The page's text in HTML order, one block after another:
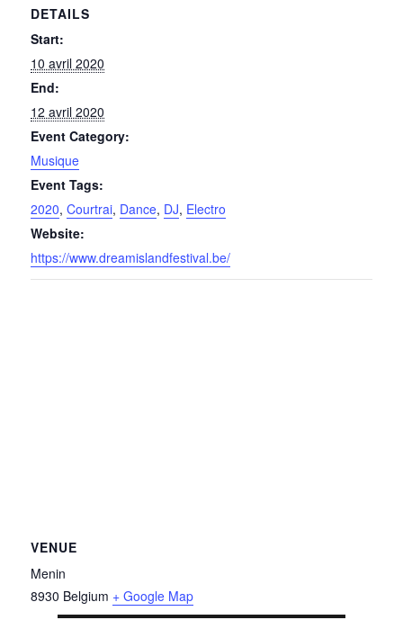
DETAILS
Start:
10 avril 2020
End:
12 avril 2020
Event Category:
Musique
Event Tags:
2020,Courtrai, Dance, DJ, Electro
Website:
https://www.dreamislandfestival.be/
VENUE
Menin
8930 Belgium + Google Map